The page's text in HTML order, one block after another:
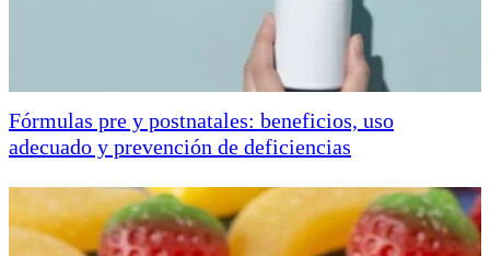
Fórmulas pre y postnatales: beneficios, uso
adecuado y prevención de deficiencias